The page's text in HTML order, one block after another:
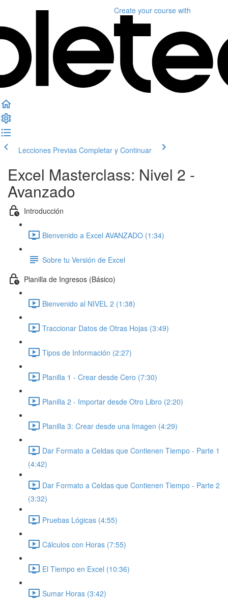
Create your course with
Lecciones Previas Completar y Continuar
Excel Masterclass: Nivel 2 -
Avanzado
Introducción
Bienvenido a Excel AVANZADO (1:34)
Sobre tu Versión de Excel
Planilla de Ingresos (Básico)
Bienvenido al NIVEL 2 (1:38)
Traccionar Datos de Otras Hojas (3:49)
Tipos de Información (2:27)
Planilla 1 - Crear desde Cero (7:30)
Planilla 2 - Importar desde Otro Libro (2:20)
Planilla 3: Crear desde una Imagen (4:29)
Dar Formato a Celdas que Contienen Tiempo - Parte 1
(4:42)
Dar Formato a Celdas que Contienen Tiempo - Parte 2
(3:32)
Pruebas Lógicas (4:55)
Cálculos con Horas (7:55)
El Tiempo en Excel (10:36)
Sumar Horas (3:42)